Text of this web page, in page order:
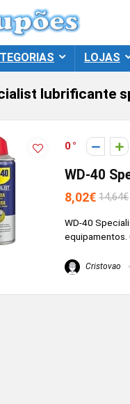
LOJAS
lubrificante
0
WD-40
8,02€ 14,64€
WD-40
equipamentos.
Cristovao